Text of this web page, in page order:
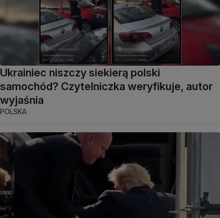
Ukrainiec niszczy siekierą polski
samochód? Czytelniczka weryfikuje, autor
wyjaśnia
POLSKA